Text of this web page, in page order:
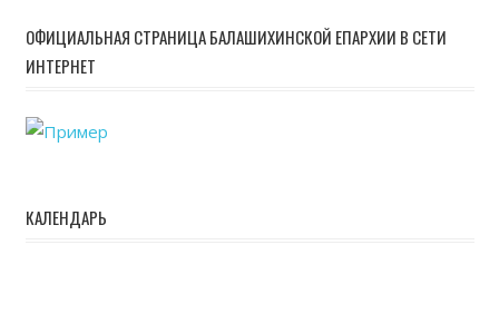
записям
ОФИЦИАЛЬНАЯ СТРАНИЦА БАЛАШИХИНСКОЙ ЕПАРХИИ В СЕТИ
ИНТЕРНЕТ
КАЛЕНДАРЬ